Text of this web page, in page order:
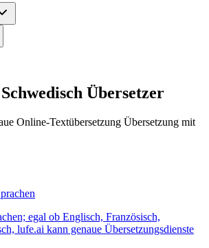
Übersetzer
Online-Textübersetzung Übersetzung mit
egal ob Englisch, Französisch,
lufe.ai kann genaue Übersetzungsdienste